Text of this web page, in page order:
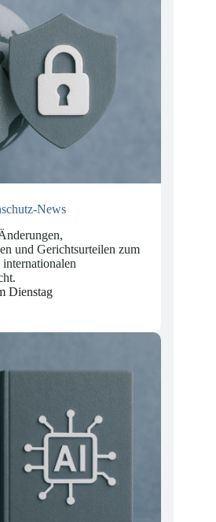
News
und Gerichtsurteilen zum
.
Dienstag